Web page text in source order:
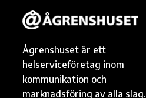
Ågrenshuset är ett
helserviceföretag inom
kommunikation och
marknadsföring av alla slag.